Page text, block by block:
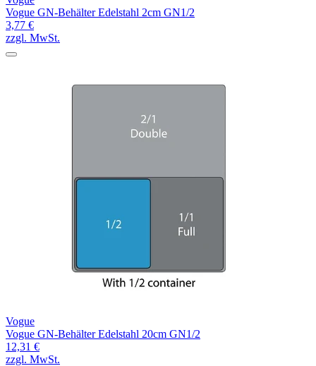
Vogue GN-Behälter Edelstahl 2cm GN1/2
3,77 €
zzgl. MwSt.
Vogue
Vogue GN-Behälter Edelstahl 20cm GN1/2
12,31 €
zzgl. MwSt.